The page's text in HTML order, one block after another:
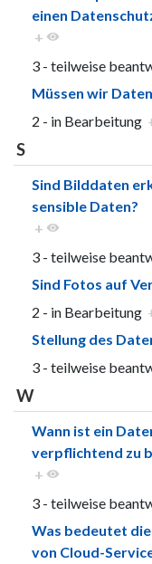
einen
+
3 - teilweise
Müssen wir
2 - in Bearbeitung
S
Sind Bilddaten
sensible Daten?
+
3 - teilweise
Sind Fotos auf
2 - in Bearbeitung
Stellung des
3 - teilweise
W
Wann ist ein
verpflichtend zu
+
3 - teilweise
Was bedeutet
von Cloud-